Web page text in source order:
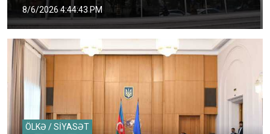
8/6/2026 4:44:43 PM
ÖLKƏ / SİYASƏT